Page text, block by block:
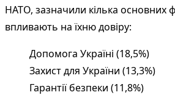
НАТО, зазначили кілька основних
впливають на їхню довіру:
Допомога Україні (18,5%)
Захист для України (13,3%)
Гарантії безпеки (11,8%)